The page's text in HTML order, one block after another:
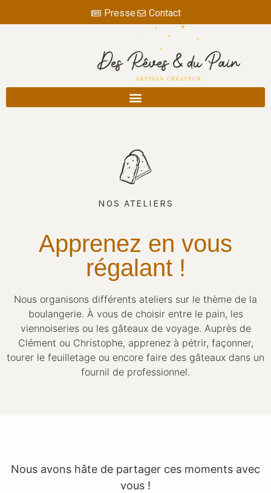
Presse Contact
NOS ATELIERS
Apprenez en vous
régalant !
Nous organisons différents ateliers sur le thème de la
boulangerie. À vous de choisir entre le pain, les
viennoiseries ou les gâteaux de voyage. Auprès de
Clément ou Christophe, apprenez à pétrir, façonner,
tourer le feuilletage ou encore faire des gâteaux dans un
fournil de professionnel.
Nous avons hâte de partager ces moments avec
vous !